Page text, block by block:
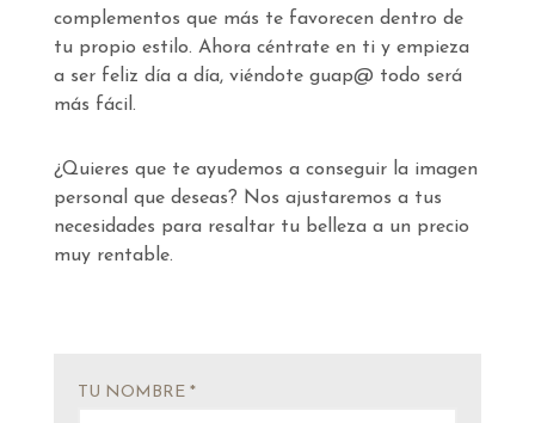
complementos que más te favorecen dentro de
tu propio estilo. Ahora céntrate en ti y empieza
a ser feliz día a día, viéndote guap@ todo será
más fácil.
¿Quieres que te ayudemos a conseguir la imagen
personal que deseas? Nos ajustaremos a tus
necesidades para resaltar tu belleza a un precio
muy rentable.
TU NOMBRE *